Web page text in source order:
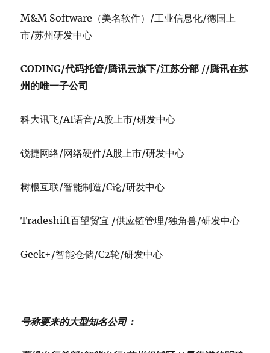
M&M Software（美名软件）/工业信息化/德国上
市/苏州研发中心
CODING/代码托管/腾讯云旗下/江苏分部 //腾讯在苏
州的唯一子公司
科大讯飞/AI语音/A股上市/研发中心
锐捷网络/网络硬件/A股上市/研发中心
树根互联/智能制造/C论/研发中心
Tradeshift百望贸宜 /供应链管理/独角兽/研发中心
Geek+/智能仓储/C2轮/研发中心
号称要来的大型知名公司：